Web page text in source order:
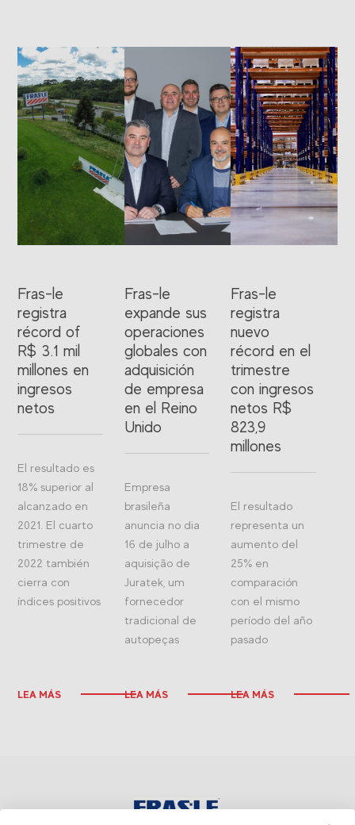
Fras-le
registra
récord of
R$ 3.1 mil
millones en
ingresos
netos
El resultado es
18% superior al
alcanzado en
2021. El cuarto
trimestre de
2022 también
cierra con
índices positivos
LEA MÁS
Fras-le
expande sus
operaciones
globales con
adquisición
de empresa
en el Reino
Unido
Empresa
brasileña
anuncia no dia
16 de julho a
aquisição de
Juratek, um
fornecedor
tradicional de
autopeças
LEA MÁS
Fras-le
registra
nuevo
récord en el
trimestre
con ingresos
netos R$
823,9
millones
El resultado
representa un
aumento del
25% en
comparación
con el mismo
período del año
pasado
LEA MÁS